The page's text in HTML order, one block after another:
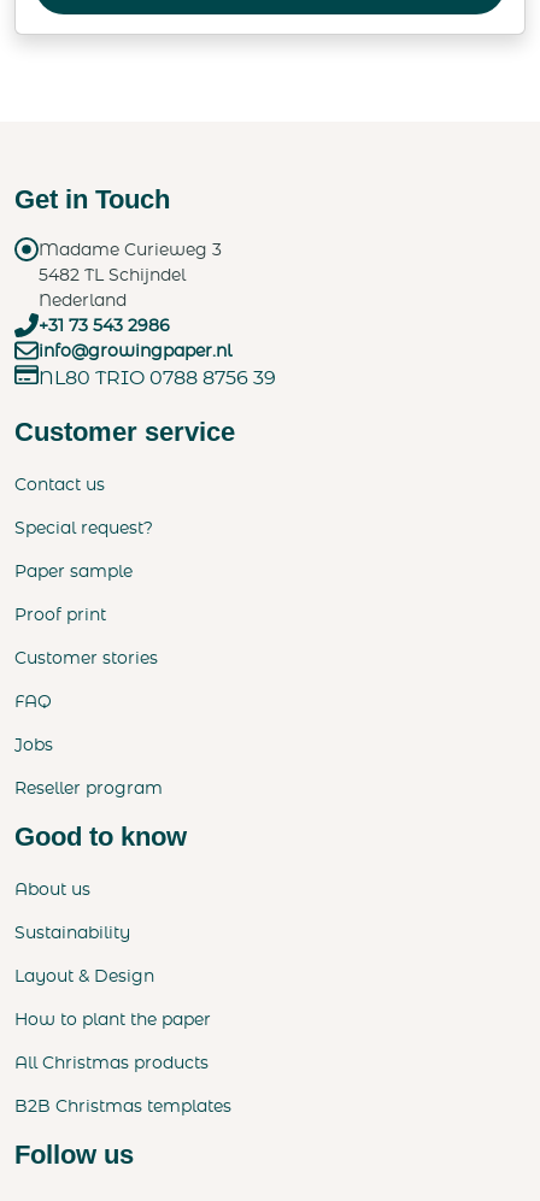
Get in Touch
Madame Curieweg 3
5482 TL Schijndel
Nederland
+31 73 543 2986
info@growingpaper.nl
NL80 TRIO 0788 8756 39
Customer service
Contact us
Special request?
Paper sample
Proof print
Customer stories
FAQ
Jobs
Reseller program
Good to know
About us
Sustainability
Layout & Design
How to plant the paper
All Christmas products
B2B Christmas templates
Follow us